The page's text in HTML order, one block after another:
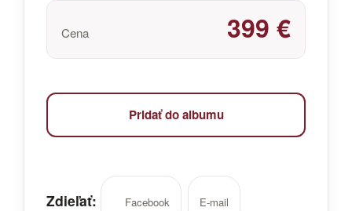
Cena 399 €
Pridať do albumu
Zdieľať: Facebook E-mail